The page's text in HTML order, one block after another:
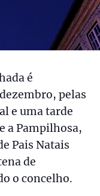
é
pelas
e uma tarde
a Pampilhosa,
Pais Natais
de
o concelho.